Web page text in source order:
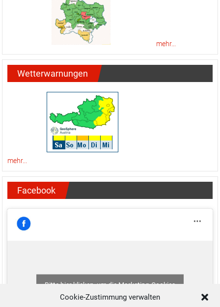
Cookie-Zustimmung verwalten
mehr...
Wetterwarnungen
mehr...
Facebook
Bitte hier klicken, um die Marketing-Cookies
zu akzeptieren und diesen Inhalt zu aktivieren